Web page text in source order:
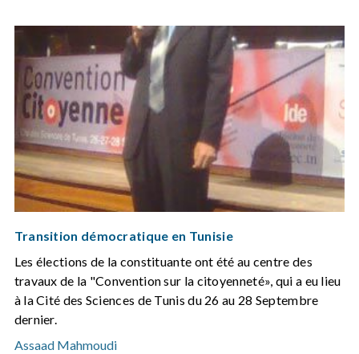
Transition démocratique en Tunisie
Les élections de la constituante ont été au centre des
travaux de la "Convention sur la citoyenneté», qui a eu lieu
à la Cité des Sciences de Tunis du 26 au 28 Septembre
dernier.
Assaad Mahmoudi